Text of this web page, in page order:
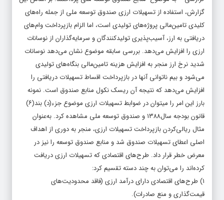
گزارش، استفاده از تسهیلات ارزی صندوق توسعه ملی از جمله راه‌‌‌‌های
کلیدی تامین‌مالی پروژه‌‌‌‌های تولیدی است، اما الزام بازپرداخت وام‌های
دریافتی به ارز، آسیب‌‌‌‌پذیری تولیدکنندگان و سرمایه‌‌‌‌گذاران از نوسانات
ارزی را افزایش می‌دهد. بررسی سابقه موضوع نشان می‌دهد نوسانات
شدید نرخ ارز منجر به افزایش هزینه تامین‌مالی بنگاه‌های تولیدی
می‌شود و بیم ناتوانی آنها در بازپرداخت اقساط تسهیلات دریافتی را
افزایش می‌دهد که نتیجه آن ریسک نکول منابع صندوق است. نمونه
بارز این امر را می‎توان در ضوابط تسهیلات ارزی موضوع جزء(د) بند‌(۶)
قانون بودجه سال‌۱۳۸۸ و صندوق توسعه ملی مشاهده کرد. به‌عنوان
مثال ریالی‌کردن بازپرداخت تسهیلات ارزی، منجر به دوری از اهداف
اصلی اعطای تسهیلات صندوق شد و منابع صندوق توسعه را نیز در
معرض خطر قرار داد. طرح‌های اقتصادی که تسهیلات ارزی دریافت
کرده‌‌‌‌اند را می‌توان به چند دسته تقسیم کرد:
۱) طرح‌های اقتصادی دارای درآمد ارزی (فاقد محدودیت‌های
قیمت‌گذاری و منع صادرات).